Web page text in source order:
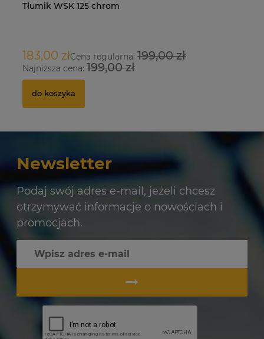
Tłumik WSK 125 chrom
183,00 złCena regularna: 199,00 zł
Najniższa cena: 199,00 zł
do koszyka
Newsletter
Podaj swój adres e-mail, jeżeli chcesz
otrzymywać informacje o nowościach i
promocjach.